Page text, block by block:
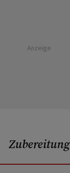
Anzeige
Zubereitung